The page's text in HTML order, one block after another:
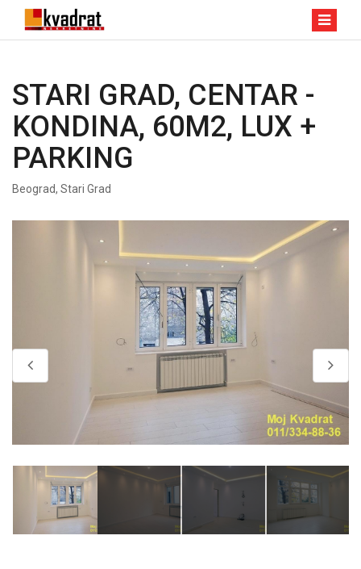
STARI GRAD, CENTAR -
KONDINA, 60M2, LUX +
PARKING
Beograd, Stari Grad